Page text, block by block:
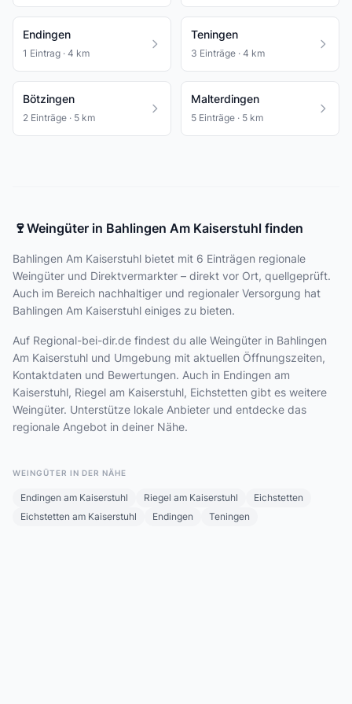
Endingen
1 Eintrag · 4 km
Teningen
3 Einträge · 4 km
Bötzingen
2 Einträge · 5 km
Malterdingen
5 Einträge · 5 km
🍷Weingüter in Bahlingen Am Kaiserstuhl finden
Bahlingen Am Kaiserstuhl bietet mit 6 Einträgen regionale
Weingüter und Direktvermarkter – direkt vor Ort, quellgeprüft.
Auch im Bereich nachhaltiger und regionaler Versorgung hat
Bahlingen Am Kaiserstuhl einiges zu bieten.
Auf Regional-bei-dir.de findest du alle Weingüter in Bahlingen
Am Kaiserstuhl und Umgebung mit aktuellen Öffnungszeiten,
Kontaktdaten und Bewertungen. Auch in Endingen am
Kaiserstuhl, Riegel am Kaiserstuhl, Eichstetten gibt es weitere
Weingüter. Unterstütze lokale Anbieter und entdecke das
regionale Angebot in deiner Nähe.
WEINGÜTER IN DER NÄHE
Endingen am Kaiserstuhl Riegel am Kaiserstuhl
Eichstetten
Eichstetten am Kaiserstuhl
Endingen Teningen